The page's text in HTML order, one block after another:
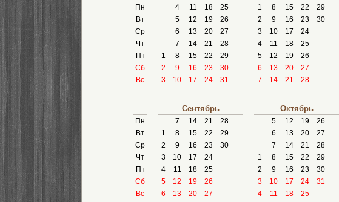
Пн
Вт
Ср
Чт
Пт
Сб
Вс
4 11 18
25
5
12 19
26
6
13 20
27
7
14 21
28
1
8 15 22
29
2
9 16 23
30
3
10 17 24 31
1 8 15 22
29
2
9 16 23
30
3
10 17
24
4
11 18
25
5
12 19
26
6
13 20
27
7
14 21 28
Пн
Вт
Ср
Чт
Пт
Сб
Вс
Сентябрь
7 14 21
28
1
8 15 22
29
2
9 16 23
30
3
10 17
24
4
11 18
25
5
12 19
26
6
13 20 27
Октябрь
5 12 19
26
6
13 20
27
7
14 21
28
1
8 15 22
29
2
9 16 23
30
3
10 17 24
31
4
11 18 25